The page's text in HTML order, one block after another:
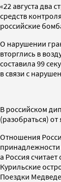
«22 августа два
средств
российские
О нарушении
вторглись в
составила 99
в связи с
В российском
(разобраться)
Отношения
а Россия
Курильские
Поездки